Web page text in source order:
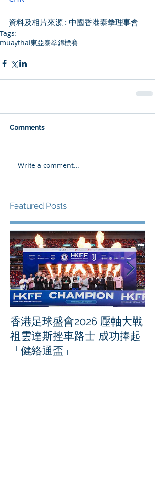
資料及相片來源 : 中國香港泰拳理事會
Tags:
muaythai東亞泰拳錦標賽
Comments
Write a comment...
Featured Posts
香港足球盛會2026 壓軸大戰
祖雲達斯挫車路士 成功捧起
「健絡通盃」